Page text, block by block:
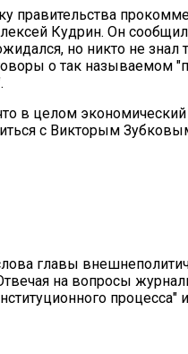
правительства
Кудрин. Он
но никто не
о так называемом
в целом
с Викторым
главы
на вопросы
процесса"